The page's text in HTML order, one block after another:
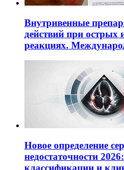
Внутривенные
действий при острых
реакциях.
Новое определение
недостаточности
классификации и